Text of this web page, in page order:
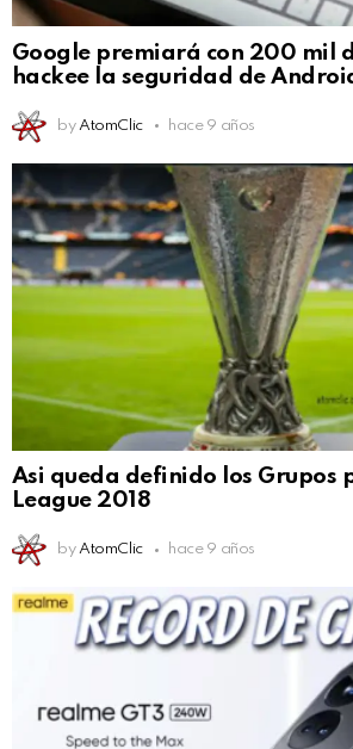
Google premiará con 200 mil
hackee la seguridad de
by AtomClic hace 9 años
Asi queda definido los Grupos
League 2018
by AtomClic hace 9 años